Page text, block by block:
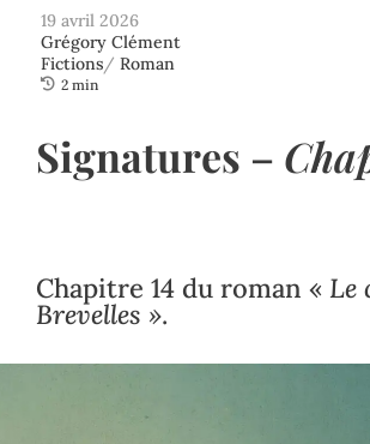
19 avril 2026
Grégory Clément
Fictions/ Roman
 2 min
Signatures –
Chapitre 14 du roman « Le
Brevelles ».